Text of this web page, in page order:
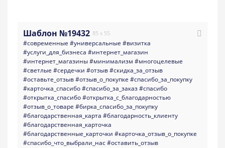
Шаблон №19432 85 x 55
#современные #универсальные #визитка
#услуги_для_бизнеса #интернет_магазин
#интернет_магазины#минимализм #многоцелевые
#светлые #сердечки #отзыв#скидка_за_отзыв
#оставьте_отзыв#отзыв_о_покупке #спасибо_за_покупку
#карточка_спасибо#спасибо_за_заказ#спасибо
#открытка_спасибо#открытка_с_благодарностью
#отзыв_о_товаре #бирка_спасибо_за_покупку
#благодарственная_карта #благодарность_клиенту
#благодарственная_карточка
#благодарственные_карточки #карточка_отзыв_о_покупке
#спасибо_что_выбрали_нас#оставить_отзыв